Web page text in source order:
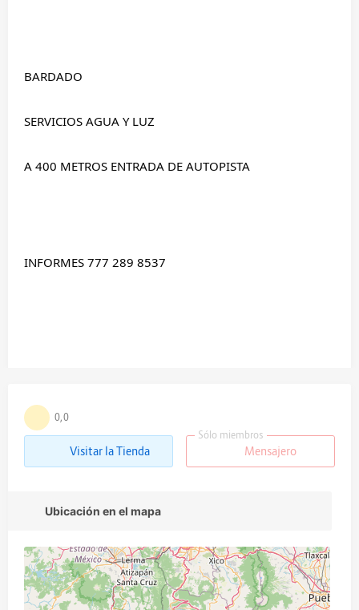
BARDADO
SERVICIOS AGUA Y LUZ
A 400 METROS ENTRADA DE AUTOPISTA
INFORMES 777 289 8537
0,0
Visitar la Tienda
Sólo miembros
Mensajero
Ubicación en el mapa